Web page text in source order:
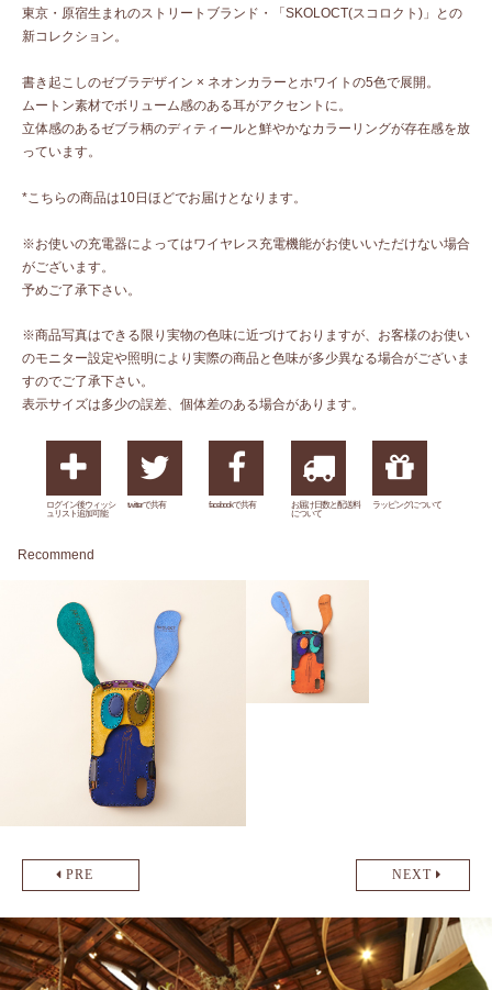
東京・原宿生まれのストリートブランド・「SKOLOCT(スコロクト)」との
新コレクション。
書き起こしのゼブラデザイン × ネオンカラーとホワイトの5色で展開。
ムートン素材でボリューム感のある耳がアクセントに。
立体感のあるゼブラ柄のディティールと鮮やかなカラーリングが存在感を放
っています。
*こちらの商品は10日ほどでお届けとなります。
※お使いの充電器によってはワイヤレス充電機能がお使いいただけない場合
がございます。
予めご了承下さい。
※商品写真はできる限り実物の色味に近づけておりますが、お客様のお使い
のモニター設定や照明により実際の商品と色味が多少異なる場合がございま
すのでご了承下さい。
表示サイズは多少の誤差、個体差のある場合があります。
ログイン後ウィッシ
ュリスト追加可能
twitterで共有 facebookで共有
お届け日数と配送料
について
ラッピングについて
Recommend